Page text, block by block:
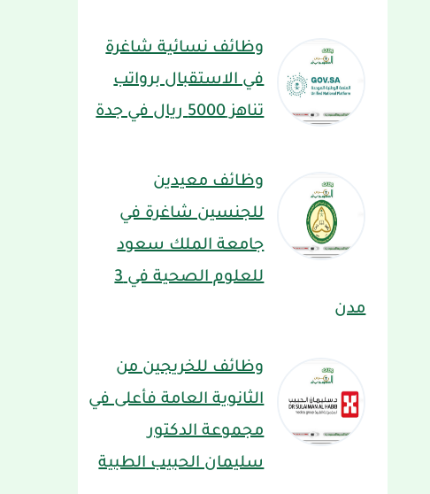
وظائف نسائية شاغرة
في الاستقبال برواتب
تناهز 5000 ريال في جدة
وظائف معيدين
للجنسين شاغرة في
جامعة الملك سعود
للعلوم الصحية في 3
مدن
وظائف للخريجين من
الثانوية العامة فأعلى في
مجموعة الدكتور
سليمان الحبيب الطبية